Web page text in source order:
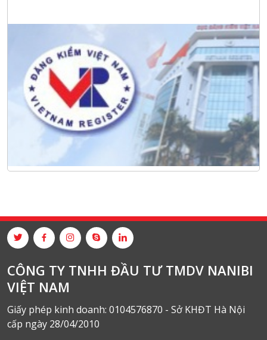
CÔNG TY TNHH ĐẦU TƯ TMDV NANIBI
VIỆT NAM
Giấy phép kinh doanh: 0104576870 - Sở KHĐT Hà Nội
cấp ngày 28/04/2010